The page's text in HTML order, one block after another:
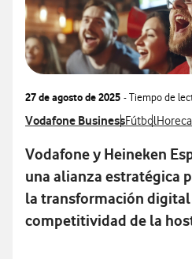
27 de agosto de 2025 - Tiempo de
Ver más notas de prensa
Vodafone BusinessVer más
FútbolVer
Horeca
Vodafone y Heineken
una alianza estratégica
la transformación digital
competitividad de la